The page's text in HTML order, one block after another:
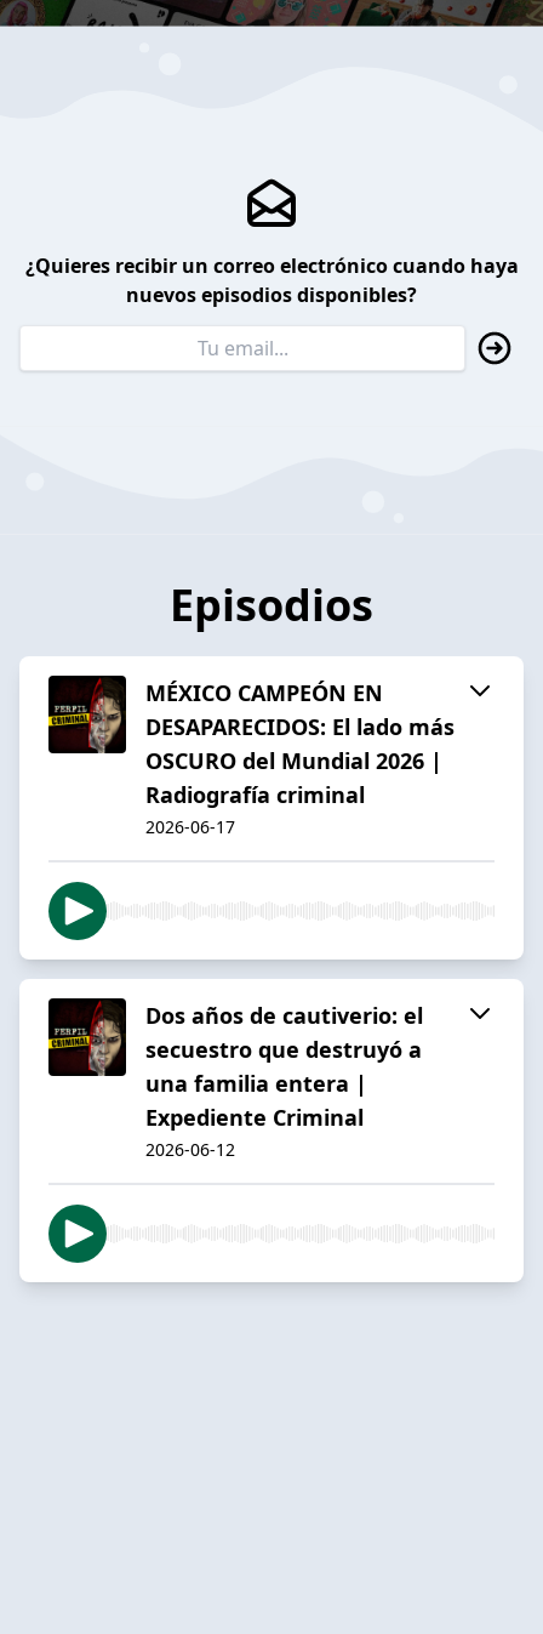
¿Quieres recibir un correo electrónico cuando haya
nuevos episodios disponibles?
Episodios
MÉXICO CAMPEÓN EN
DESAPARECIDOS: El lado más
OSCURO del Mundial 2026 |
Radiografía criminal
2026-06-17
Dos años de cautiverio: el
secuestro que destruyó a
una familia entera |
Expediente Criminal
2026-06-12